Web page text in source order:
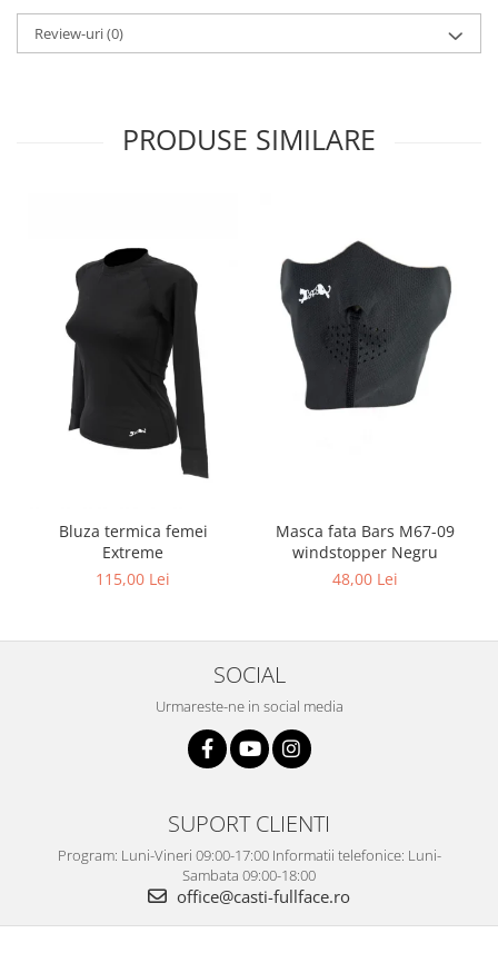
Review-uri(0)
PRODUSE SIMILARE
Bluza termica femei
Extreme
115,00 Lei
Masca fata Bars M67-09
windstopper Negru
48,00 Lei
SOCIAL
Urmareste-ne in social media
SUPORT CLIENTI
Program: Luni-Vineri 09:00-17:00 Informatii telefonice: Luni-
Sambata 09:00-18:00
office@casti-fullface.ro